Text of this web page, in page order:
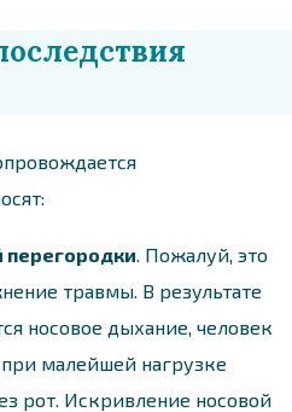
перегородки . Пожалуй, это
травмы. В результате
носовое дыхание, человек
малейшей нагрузке
рот. Искривление носовой